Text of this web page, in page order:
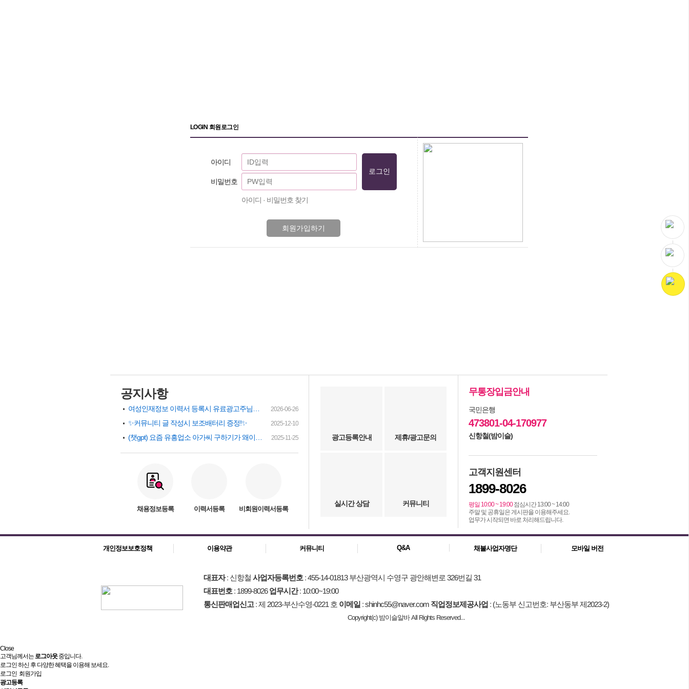
LOGIN 회원로그인
아이디
비밀번호
아이디 · 비밀번호 찾기
회원가입하기
공지사항
2026-06-26
✨커뮤니티 글 작성시 보조배터리 증정!✨ 2025-12-10
2025-11-25
채용정보등록 이력서등록 비회원이력서등록
광고등록안내 제휴/광고문의
실시간 상담 커뮤니티
무통장입금안내
국민은행
473801-04-170977
신항철(밤이슬)
고객지원센터
1899-8026
평일 10:00 ~ 19:00점심시간 13:00 ~ 14:00
주말 및 공휴일은 게시판을 이용해주세요.
업무가 시작되면 바로 처리해드립니다.
개인정보보호정책 이용약관 커뮤니티 Q&A 채불사업자명단 모바일 버전
대표자: 신항철사업자등록번호 : 455-14-01813 부산광역시 수영구 광안해변로 326번길 31
대표번호 : 1899-8026업무시간: 10:00~19:00
통신판매업신고: 제 2023-부산수영-0221 호 이메일 : shinhc55@naver.com 직업정보제공사업 : (노동부 신고번호: 부산동부 제2023-2)
Copyright(c) 밤이슬알바 All Rights Reserved...
Close
고객님께서는로그아웃중입니다.
로그인 하신 후 다양한 혜택을 이용해 보세요.
로그인 회원가입
광고등록